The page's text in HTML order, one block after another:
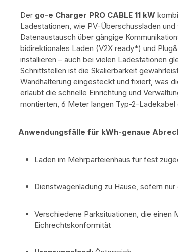
Der go-e Charger PRO CABLE 11 kW
Ladestationen, wie PV-Überschussladen
Datenaustausch über gängige
bidirektionales Laden (V2X ready*) und
installieren – auch bei vielen Ladestationen
Schnittstellen ist die Skalierbarkeit
Wandhalterung eingesteckt und fixiert, was
erlaubt die schnelle Einrichtung und
montierten, 6 Meter langen Typ-2-
Anwendungsfälle für kWh-genaue
Laden im Mehrparteienhaus für fest
Dienstwagenladung zu Hause, sofern
Verschiedene Parksituationen, die
Eichrechtskonformität